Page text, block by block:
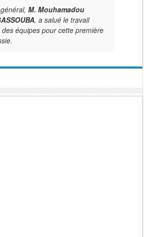
M. Mouhamadou
, a salué le travail
équipes pour cette première